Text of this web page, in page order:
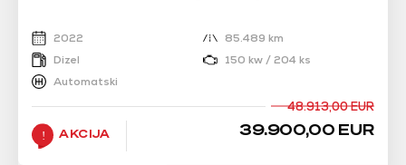
2022
85.489 km
Dizel
150 kw / 204 ks
Automatski
AKCIJA
48.913,00 EUR
39.900,00 EUR